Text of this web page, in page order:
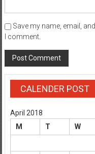
Save my name, email,
I comment.
CALENDER POST
April 2018
M
T W